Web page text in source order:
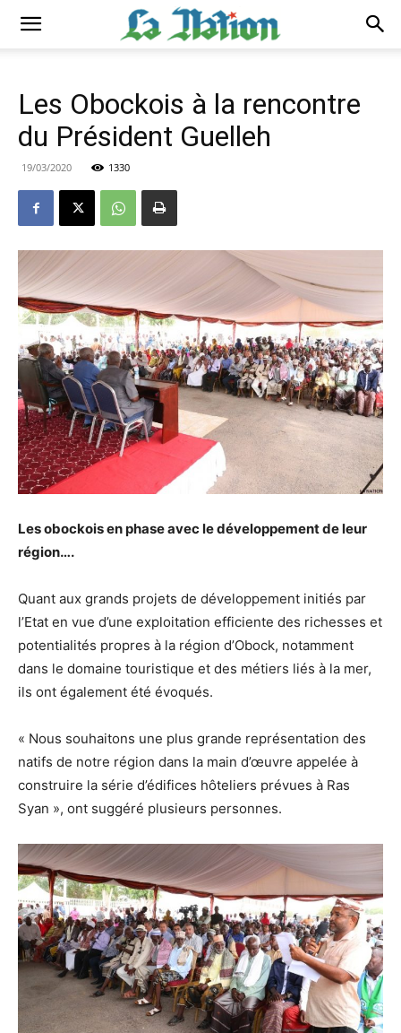
Les Obockois à la rencontre
du Président Guelleh
19/03/2020 1330
Les obockois en phase avec le développement de leur
région….
Quant aux grands projets de développement initiés par
l’Etat en vue d’une exploitation efficiente des richesses et
potentialités propres à la région d’Obock, notamment
dans le domaine touristique et des métiers liés à la mer,
ils ont également été évoqués.
« Nous souhaitons une plus grande représentation des
natifs de notre région dans la main d’œuvre appelée à
construire la série d’édifices hôteliers prévues à Ras
Syan », ont suggéré plusieurs personnes.